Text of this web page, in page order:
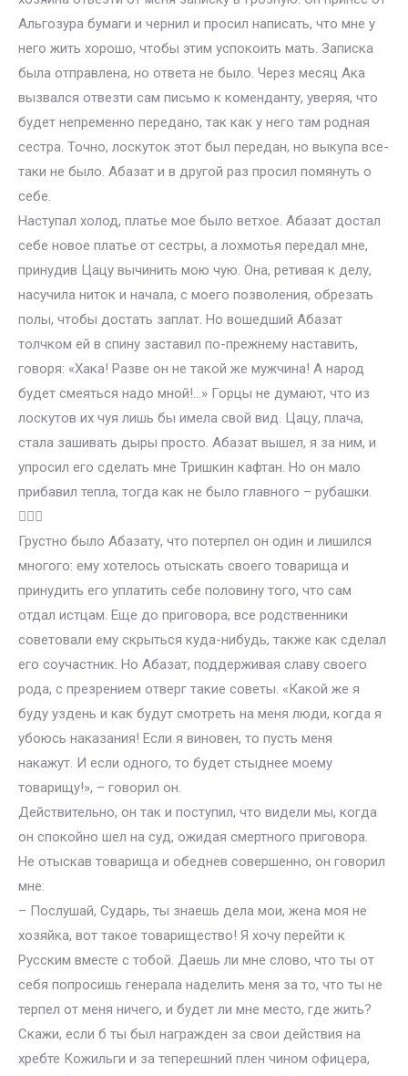
Альгозура бумаги и чернил и просил написать, что мне у
него жить хорошо, чтобы этим успокоить мать. Записка
была отправлена, но ответа не было. Через месяц Ака
вызвался отвезти сам письмо к коменданту, уверяя, что
будет непременно передано, так как у него там родная
сестра. Точно, лоскуток этот был передан, но выкупа все-
таки не было. Абазат и в другой раз просил помянуть о
себе.
Наступал холод, платье мое было ветхое. Абазат достал
себе новое платье от сестры, а лохмотья передал мне,
принудив Цацу вычинить мою чую. Она, ретивая к делу,
насучила ниток и начала, с моего позволения, обрезать
полы, чтобы достать заплат. Но вошедший Абазат
толчком ей в спину заставил по-прежнему наставить,
говоря: «Хака! Разве он не такой же мужчина! А народ
будет смеяться надо мной!…» Горцы не думают, что из
лоскутов их чуя лишь бы имела свой вид. Цацу, плача,
стала зашивать дыры просто. Абазат вышел, я за ним, и
упросил его сделать мне Тришкин кафтан. Но он мало
прибавил тепла, тогда как не было главного – рубашки.

Грустно было Абазату, что потерпел он один и лишился
многого: ему хотелось отыскать своего товарища и
принудить его уплатить себе половину того, что сам
отдал истцам. Еще до приговора, все родственники
советовали ему скрыться куда-нибудь, также как сделал
его соучастник. Но Абазат, поддерживая славу своего
рода, с презрением отверг такие советы. «Какой же я
буду уздень и как будут смотреть на меня люди, когда я
убоюсь наказания! Если я виновен, то пусть меня
накажут. И если одного, то будет стыднее моему
товарищу!», – говорил он.
Действительно, он так и поступил, что видели мы, когда
он спокойно шел на суд, ожидая смертного приговора.
Не отыскав товарища и обеднев совершенно, он говорил
мне:
– Послушай, Сударь, ты знаешь дела мои, жена моя не
хозяйка, вот такое товарищество! Я хочу перейти к
Русским вместе с тобой. Даешь ли мне слово, что ты от
себя попросишь генерала наделить меня за то, что ты не
терпел от меня ничего, и будет ли мне место, где жить?
Скажи, если б ты был награжден за свои действия на
хребте Кожильги и за теперешний плен чином офицера,